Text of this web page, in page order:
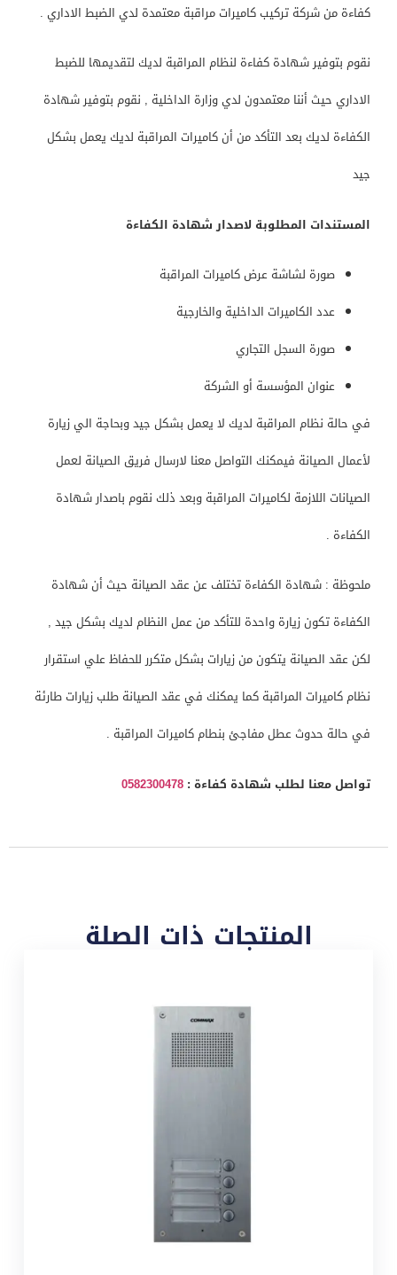
كفاءة من شركة تركيب كاميرات مراقبة معتمدة لدي الضبط الاداري .
نقوم بتوفير شهادة كفاءة لنظام المراقبة لديك لتقديمها للضبط
الاداري حيث أننا معتمدون لدي وزارة الداخلية , نقوم بتوفير شهادة
الكفاءة لديك بعد التأكد من أن كاميرات المراقبة لديك يعمل بشكل
جيد
المستندات المطلوبة لاصدار شهادة الكفاءة
صورة لشاشة عرض كاميرات المراقبة
عدد الكاميرات الداخلية والخارجية
صورة السجل التجاري
عنوان المؤسسة أو الشركة
في حالة نظام المراقبة لديك لا يعمل بشكل جيد وبحاجة الي زيارة
لأعمال الصيانة فيمكنك التواصل معنا لارسال فريق الصيانة لعمل
الصيانات اللازمة لكاميرات المراقبة وبعد ذلك نقوم باصدار شهادة
الكفاءة .
ملحوظة : شهادة الكفاءة تختلف عن عقد الصيانة حيث أن شهادة
الكفاءة تكون زيارة واحدة للتأكد من عمل النظام لديك بشكل جيد ,
لكن عقد الصيانة يتكون من زيارات بشكل متكرر للحفاظ علي استقرار
نظام كاميرات المراقبة كما يمكنك في عقد الصيانة طلب زيارات طارئة
في حالة حدوث عطل مفاجئ بنطام كاميرات المراقبة .
تواصل معنا لطلب شهادة كفاءة : 0582300478
المنتجات ذات الصلة